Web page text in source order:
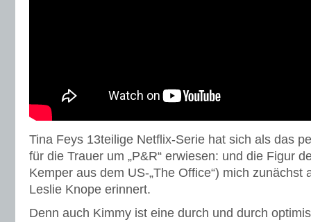
Tina Feys 13teilige Netflix-Serie hat sich als das
für die Trauer um „P&R“ erwiesen: und die Figur
Kemper aus dem US-„The Office“) mich zunächst
Leslie Knope erinnert.
Denn auch Kimmy ist eine durch und durch